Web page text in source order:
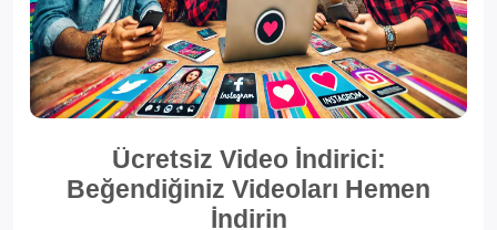
Ücretsiz Video İndirici:
Beğendiğiniz Videoları Hemen
İndirin